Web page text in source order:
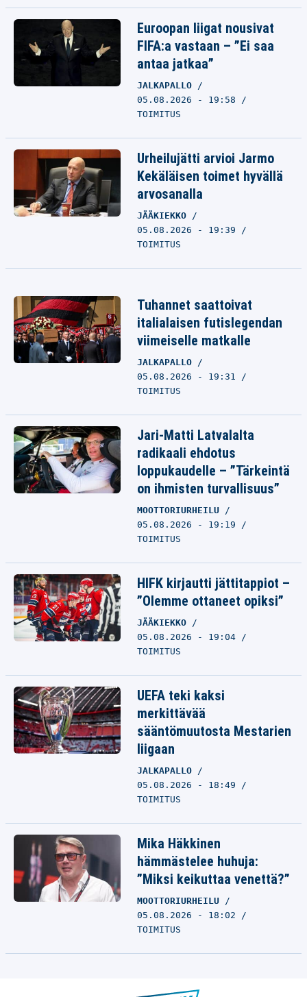
Euroopan liigat nousivat
FIFA:a vastaan – ”Ei saa
antaa jatkaa”
JALKAPALLO
05.08.2026 - 19:58
TOIMITUS
Urheilujätti arvioi Jarmo
Kekäläisen toimet hyvällä
arvosanalla
JÄÄKIEKKO
05.08.2026 - 19:39
TOIMITUS
Tuhannet saattoivat
italialaisen futislegendan
viimeiselle matkalle
JALKAPALLO
05.08.2026 - 19:31
TOIMITUS
Jari-Matti Latvalalta
radikaali ehdotus
loppukaudelle – ”Tärkeintä
on ihmisten turvallisuus”
MOOTTORIURHEILU
05.08.2026 - 19:19
TOIMITUS
HIFK kirjautti jättitappiot –
”Olemme ottaneet opiksi”
JÄÄKIEKKO
05.08.2026 - 19:04
TOIMITUS
UEFA teki kaksi
merkittävää
sääntömuutosta Mestarien
liigaan
JALKAPALLO
05.08.2026 - 18:49
TOIMITUS
Mika Häkkinen
hämmästelee huhuja:
”Miksi keikuttaa venettä?”
MOOTTORIURHEILU
05.08.2026 - 18:02
TOIMITUS